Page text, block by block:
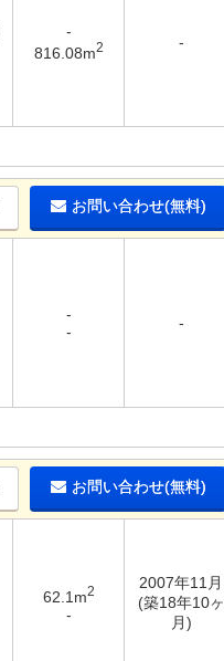
-
816.08m2 -
お問い合わせ(無料)
-
-
-
お問い合わせ(無料)
62.1m2
-
2007年11月
(築18年10ヶ
月)